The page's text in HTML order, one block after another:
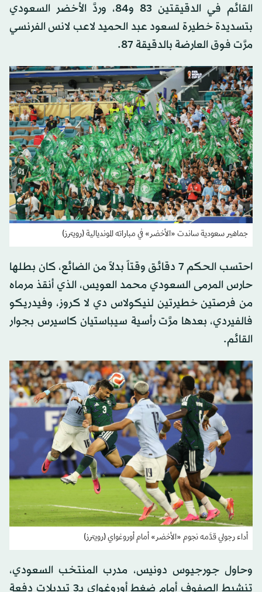
القائم في الدقيقتين 83 و84، وردَّ الأخضر السعودي
بتسديدة خطيرة لسعود عبد الحميد لاعب لانس الفرنسي
مرَّت فوق العارضة بالدقيقة 87.
جماهير سعودية ساندت «الأخضر» في مباراته المونديالية (رويترز)
احتسب الحكم 7 دقائق وقتاً بدلاً من الضائع، كان بطلها
حارس المرمى السعودي محمد العويس، الذي أنقذ مرماه
من فرصتين خطيرتين لنيكولاس دي لا كروز، وفيدريكو
فالفيردي، بعدها مرَّت رأسية سيباستيان كاسيرس بجوار
القائم.
أداء رجولي قدَّمه نجوم «الأخضر» أمام أوروغواي (رويترز)
وحاول جورجيوس دونيس، مدرب المنتخب السعودي،
تنشيط الصفوف أمام ضغط أوروغواي بـ3 تبديلات دفعة